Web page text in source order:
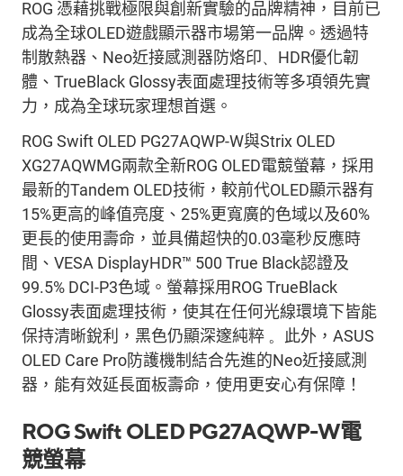
ROG 憑藉挑戰極限與創新實驗的品牌精神 ，目前已
成為全球OLED遊戲顯示器市場第一品牌。 透過特
制散熱器、 Neo近接感測器防烙印、 HDR優化韌
體、 TrueBlack Glossy表面處理技術等多項領先實
力 ，成為全球玩家理想首選。
ROG Swift OLED PG27AQWP-W與Strix OLED
XG27AQWMG兩款全新ROG OLED電競螢幕 ，採用
最新的Tandem OLED技術，較前代OLED顯示器有
15%更高的峰值亮度、 25%更寬廣的色域以及60%
更長的使用壽命，並具備超快的0.03毫秒反應時
間、 VESA DisplayHDR™ 500 True Black認證及
99.5% DCI-P3色域。螢幕採用ROG TrueBlack
Glossy表面處理技術，使其在任何光線環境下皆能
保持清晰銳利， 黑色仍顯深邃純粹 。 此外， ASUS
OLED Care Pro防護機制結合先進的Neo近接感測
器， 能有效延長面板壽命 ，使用更安心有保障！
ROG Swift OLED PG27AQWP-W電
競螢幕